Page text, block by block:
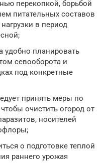
перекопкой, борьбой
питательных составов
в период
удобно планировать
севооборота и
под конкретные
принять меры по
очистить огород от
носителей
о подготовке теплой
раннего урожая